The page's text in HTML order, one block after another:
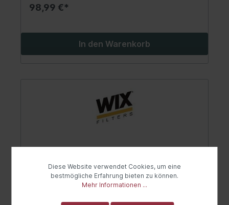
98,99 €*
In den Warenkorb
Diese Website verwendet Cookies, um eine
bestmögliche Erfahrung bieten zu können.
Mehr Informationen ...